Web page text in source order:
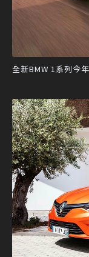
全新BMW 1系列今